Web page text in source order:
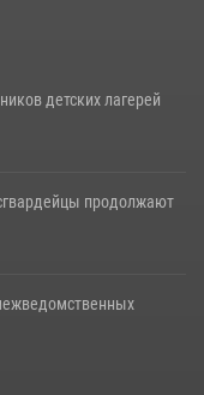
детских лагерей
продолжают